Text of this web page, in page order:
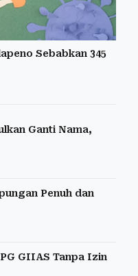
Sebabkan 345
Ganti Nama,
Penuh dan
GIIAS Tanpa Izin